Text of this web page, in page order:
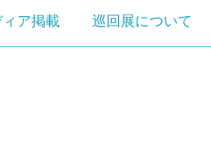
ィア掲載 巡回展について